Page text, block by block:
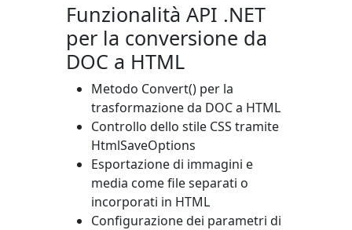
Funzionalità API .NET
per la conversione da
DOC a HTML
Metodo Convert() per la
trasformazione da DOC a HTML
Controllo dello stile CSS tramite
HtmlSaveOptions
Esportazione di immagini e
media come file separati o
incorporati in HTML
Configurazione dei parametri di